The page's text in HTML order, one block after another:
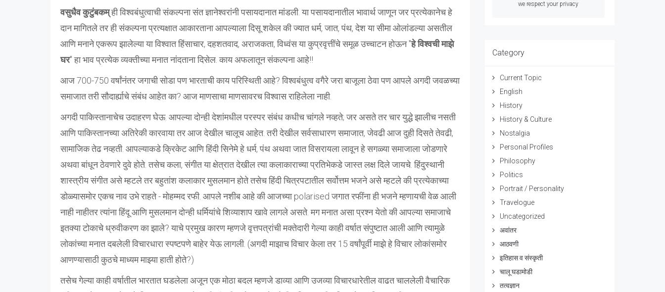
वसुधैव कुटुंबकम्ही विश्वबंधुत्वाची संकल्पना संत ज्ञानेश्वरांनी पसायदानात मांडली. या पसायदानातील भावार्थ जाणून जर प्रत्येकानेच हे
दान मागितले तर ही संकल्पना प्रत्यक्षात आकारताना आपल्याला दिसू शकेल की ज्यात धर्म, जात, पंथ, देश या सीमा ओलांडल्या असतील
आणि मनाने एकरूप झालेल्या या विश्वात हिंसाचार, दहशतवाद, अराजकता, विध्वंस या कुप्रवृत्तींचे समूळ उच्चाटन होऊन "हे विश्वची माझे
घर" हा भाव प्रत्येक व्यक्तीच्या मनात नांदताना दिसेल. काय अफलातून संकल्पना आहे!!
आज 700-750 वर्षांनंतर जगाची सोडा पण भारताची काय परिस्थिती आहे? विश्वबंधुत्व वगैरे जरा बाजूला ठेवा पण आपले अगदी जवळच्या
समाजात तरी सौदार्ह्याचे संबंध आहेत का? आज माणसाचा माणसावरच विश्वास राहिलेला नाही.
अगदी पाकिस्तानाचेच उदाहरण घेऊ. आपल्या दोन्ही देशांमधील परस्पर संबंध कधीच चांगले नव्हते; जर असते तर चार युद्धे झालीच नसती
आणि पाकिस्तानच्या अतिरेकी कारवाया तर आज देखील चालूच आहेत. तरी देखील सर्वसाधारण समाजात, जेवढी आज दुही दिसते तेवढी,
सामाजिक तेढ नव्हती. आपल्याकडे क्रिकेट आणि हिंदी सिनेमे हे धर्म, पंथ अथवा जात विसरायला लावून हे सगळ्या समाजाला जोडणारे
अथवा बांधून ठेवणारे दुवे होते. तसेच कला, संगीत या क्षेत्रात देखील त्या कलाकाराच्या प्रतिभेकडे जास्त लक्ष दिले जायचे. हिंदुस्थानी
शास्त्रीय संगीत असे म्हटले तर बहुतांश कलाकार मुसलमान होते तसेच हिंदी चित्रपटातील सर्वोत्तम भजने असे म्हटले की प्रत्येकाच्या
डोळ्यासमोर एकच नाव उभे राहते - मोहम्मद रफी. आपले नशीब आहे की आजच्या polarised जगात रफींना ही भजने म्हणायची वेळ आली
नाही नाहीतर त्यांना हिंदू आणि मुसलमान दोन्ही धर्मियांचे शिव्याशाप खावे लागले असते. मग मनात असा प्रश्न येतो की आपल्या समाजाचे
इतक्या टोकाचे ध्रुवीकरण का झाले? याचे प्रमुख कारण म्हणजे वृत्तपत्रांची मक्तेदारी गेल्या काही वर्षात संपुष्टात आली आणि त्यामुळे
लोकांच्या मनात दबलेली विचारधारा स्पष्टपणे बाहेर येऊ लागली. (अगदी माझाच विचार केला तर 15 वर्षांपूर्वी माझे हे विचार लोकांसमोर
आणण्यासाठी कुठचे माध्यम माझ्या हाती होते?)
तसेच गेल्या काही वर्षातील भारतात घडलेला अजून एक मोठा बदल म्हणजे डाव्या आणि उजव्या विचारधारेतील वाढत चाललेली वैचारिक
we respect your privacy
Category
Current Topic
English
History
History & Culture
Nostalgia
Personal Profiles
Philosophy
Politics
Portrait / Personality
Travelogue
Uncategorized
अवांतर
आठवणी
इतिहास व संस्कृती
चालू घडामोडी
तत्वज्ञान